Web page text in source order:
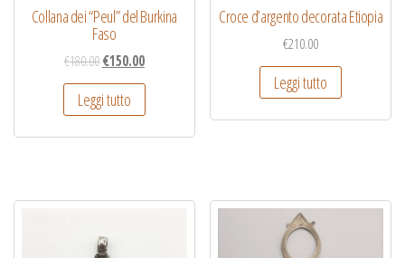
Collana dei “Peul” del Burkina
Faso
€180.00€150.00
Leggi tutto
Croce d’argento decorata Etiopia
€210.00
Leggi tutto